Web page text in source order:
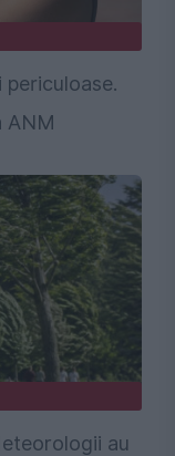
ANM
au